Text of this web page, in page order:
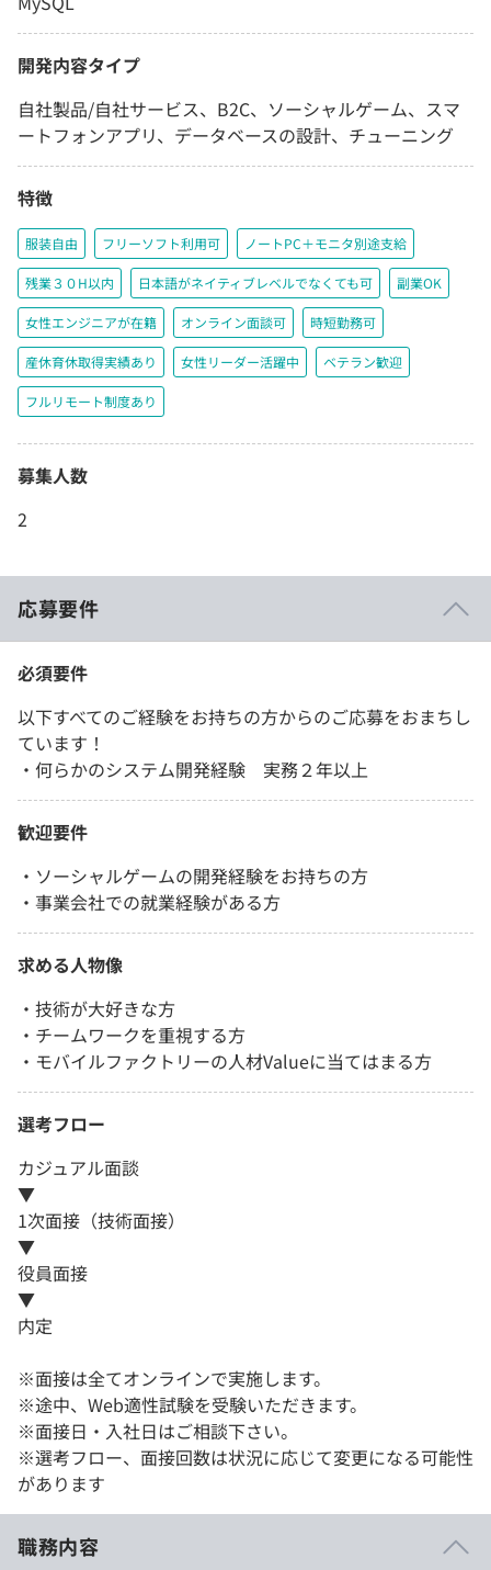
開発内容タイプ
自社製品/自社サービス、B2C、ソーシャルゲーム、スマ
ートフォンアプリ、データベースの設計、チューニング
特徴
服装自由 フリーソフト利用可 ノートPC＋モニタ別途支給
残業３０H以内 日本語がネイティブレベルでなくても可 副業OK
女性エンジニアが在籍 オンライン面談可 時短勤務可
産休育休取得実績あり 女性リーダー活躍中 ベテラン歓迎
フルリモート制度あり
募集人数
2
応募要件
必須要件
以下すべてのご経験をお持ちの方からのご応募をおまちし
ています！
・何らかのシステム開発経験 実務２年以上
歓迎要件
・ソーシャルゲームの開発経験をお持ちの方
・事業会社での就業経験がある方
求める人物像
・技術が大好きな方
・チームワークを重視する方
・モバイルファクトリーの人材Valueに当てはまる方
選考フロー
カジュアル面談
▼
1次面接（技術面接）
▼
役員面接
▼
内定
※面接は全てオンラインで実施します。
※途中、Web適性試験を受験いただきます。
※面接日・入社日はご相談下さい。
※選考フロー、面接回数は状況に応じて変更になる可能性
があります
職務内容